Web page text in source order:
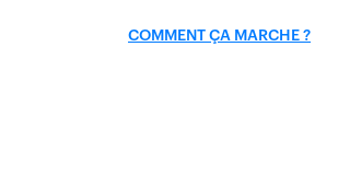
COMMENT ÇA MARCHE ?